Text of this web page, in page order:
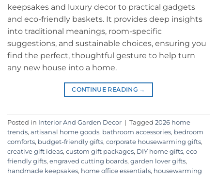
keepsakes and luxury decor to practical gadgets
and eco-friendly baskets. It provides deep insights
into traditional meanings, room-specific
suggestions, and sustainable choices, ensuring you
find the perfect, thoughtful gesture to help turn
any new house into a home.
CONTINUE READING →
Posted in Interior And Garden Decor | Tagged 2026 home
trends, artisanal home goods, bathroom accessories, bedroom
comforts, budget-friendly gifts, corporate housewarming gifts,
creative gift ideas, custom gift packages, DIY home gifts, eco-
friendly gifts, engraved cutting boards, garden lover gifts,
handmade keepsakes, home office essentials, housewarming